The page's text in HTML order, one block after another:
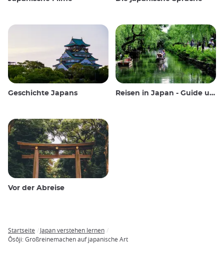
Geschichte Japans Reisen in Japan - Guide und Wissenswertes
Vor der Abreise
Breadcrumb
Startseite
Japan verstehen lernen
Ôsôji: Großreinemachen auf japanische Art